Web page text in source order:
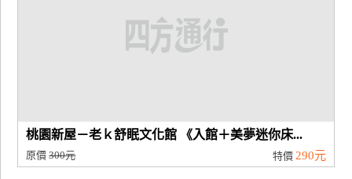
桃園新屋－老ｋ舒眠文化館 《入館＋美夢迷你床...
原價300元 特價 290元